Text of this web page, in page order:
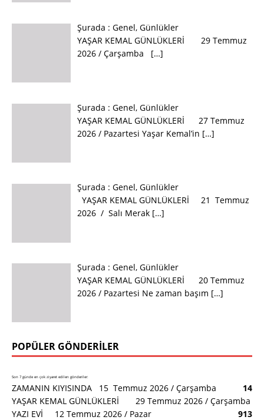
Şurada : Genel, Günlükler
YAŞAR KEMAL GÜNLÜKLERİ 29 Temmuz
2026 / Çarşamba […]
Şurada : Genel, Günlükler
YAŞAR KEMAL GÜNLÜKLERİ 27 Temmuz
2026 / Pazartesi Yaşar Kemal’in […]
Şurada : Genel, Günlükler
YAŞAR KEMAL GÜNLÜKLERİ 21 Temmuz
2026 / Salı Merak […]
Şurada : Genel, Günlükler
YAŞAR KEMAL GÜNLÜKLERİ 20 Temmuz
2026 / Pazartesi Ne zaman başım […]
POPÜLER GÖNDERILER
Son 7 günde en çok ziyaret edilen gönderiler:
ZAMANIN KIYISINDA 15 Temmuz 2026 / Çarşamba
14
YAŞAR KEMAL GÜNLÜKLERİ 29 Temmuz 2026 / Çarşamba
13
YAZI EVİ 12 Temmuz 2026 / Pazar
9